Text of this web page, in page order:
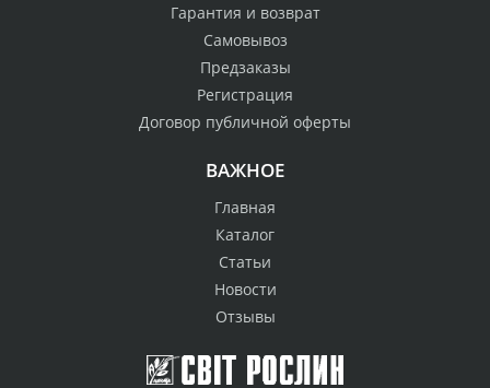
Гарантия и возврат
Самовывоз
Предзаказы
Регистрация
Договор публичной оферты
ВАЖНОЕ
Главная
Каталог
Статьи
Новости
Отзывы